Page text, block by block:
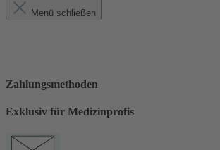
Menü schließen
Zahlungsmethoden
Exklusiv für Medizinprofis